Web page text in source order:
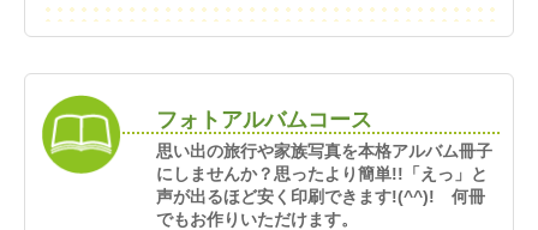
フォトアルバムコース
思い出の旅行や家族写真を本格アルバム冊子
にしませんか？思ったより簡単!!「えっ」と
声が出るほど安く印刷できます!(^^)! 何冊
でもお作りいただけます。